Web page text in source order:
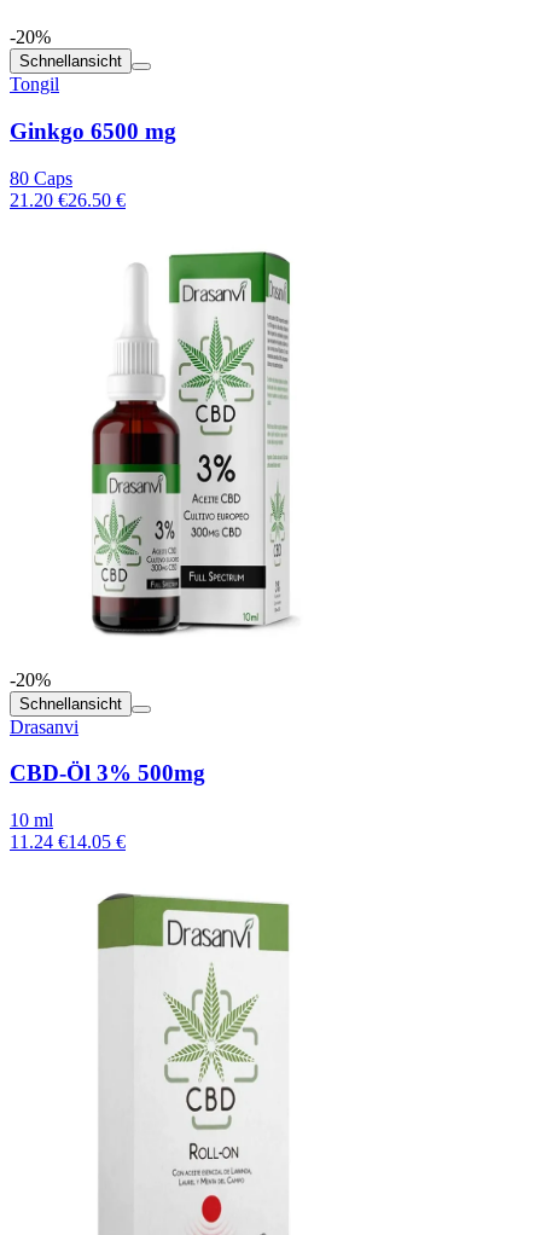
-20%
Schnellansicht
Tongil
Ginkgo 6500 mg
80 Caps
21.20 €26.50 €
-20%
Schnellansicht
Drasanvi
CBD-Öl 3% 500mg
10 ml
11.24 €14.05 €